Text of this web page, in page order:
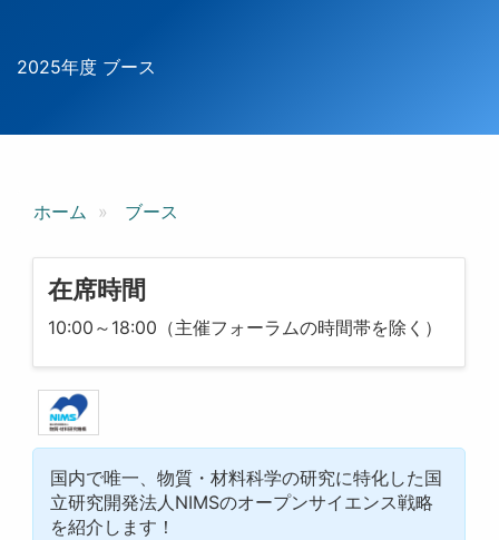
2025年度 ブース
ホーム ブース
在席時間
10:00～18:00（主催フォーラムの時間帯を除く）
国内で唯一、物質・材料科学の研究に特化した国
立研究開発法人NIMSのオープンサイエンス戦略
を紹介します！